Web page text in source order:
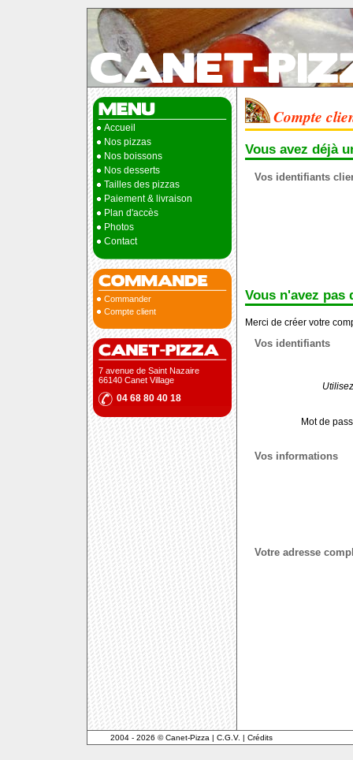
Compte
Vous avez déjà
Vos identifiants
Vous n'avez pas
Merci de créer votre
Vos identifiants
Mot de
Vos informations
Votre adresse
Accueil
Nos pizzas
Nos boissons
Nos desserts
Tailles des pizzas
Paiement & livraison
Plan d'accès
Photos
Contact
Commander
Compte client
7 avenue de Saint Nazaire
66140 Canet Village
04 68 80 40 18
2004 - 2026 © Canet-Pizza | C.G.V. | Crédits